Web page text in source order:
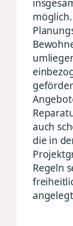
auch
die in
Regeln